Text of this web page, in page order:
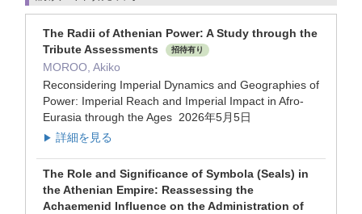
The Radii of Athenian Power: A Study through the
Tribute Assessments
招待有り
MOROO, Akiko
Reconsidering Imperial Dynamics and Geographies of
Power: Imperial Reach and Imperial Impact in Afro-
Eurasia through the Ages 2026年5月5日
▶ 詳細を見る
The Role and Significance of Symbola (Seals) in
the Athenian Empire: Reassessing the
Achaemenid Influence on the Administration of